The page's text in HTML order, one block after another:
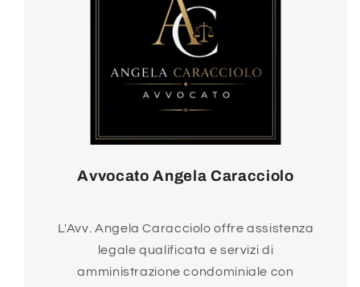
Avvocato Angela Caracciolo
L'Avv. Angela Caracciolo offre assistenza
legale qualificata e servizi di
amministrazione condominiale con